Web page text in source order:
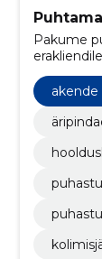
Pakume
ruumid,
akende